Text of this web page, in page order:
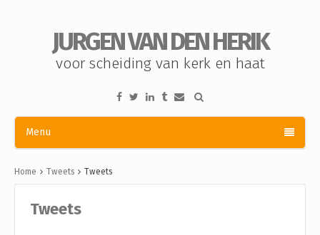
JURGEN VAN DEN HERIK
voor scheiding van kerk en haat
Menu
Home Tweets Tweets
Tweets